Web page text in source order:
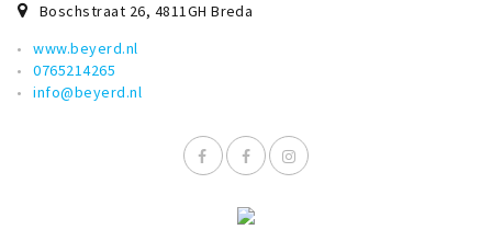
Boschstraat 26, 4811GH Breda
www.beyerd.nl
0765214265
info@beyerd.nl